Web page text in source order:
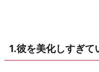
り
返
1.彼を美化しすぎて